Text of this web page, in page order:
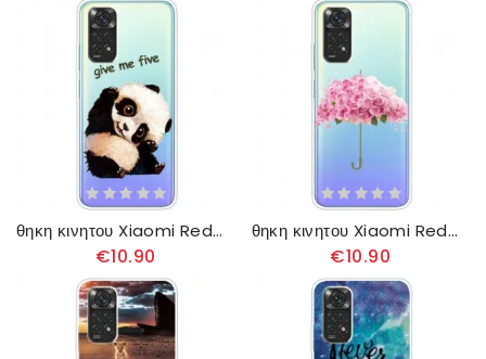
θηκη κινητου Xiaomi Redmi Note 11 Pro 4G / 5G Panda Give Me Five
€10.90
θηκη κινητου Xiaomi Redmi Note 11 Pro 4G / 5G Ομπρέλα Με Τριαντάφυλλο
€10.90